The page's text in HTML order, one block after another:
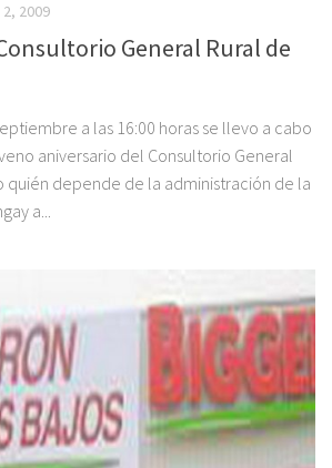
2, 2009
General Rural de
a las 16:00 horas se llevo a cabo
aniversario del Consultorio General
quién depende de la administración de la
a...